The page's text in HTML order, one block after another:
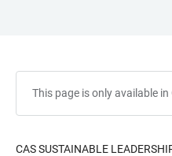
This page is only available in
CAS SUSTAINABLE